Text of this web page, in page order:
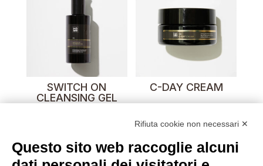
SWITCH ON
CLEANSING GEL
C-DAY CREAM
Rifiuta cookie non necessari ✕
Questo sito web raccoglie alcuni